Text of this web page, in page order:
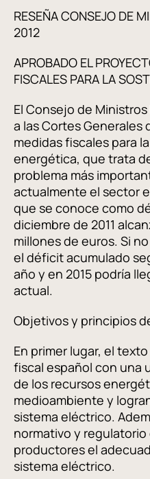
RESEÑA CONSEJO DE
2012
APROBADO EL
FISCALES PARA LA
El Consejo de
a las Cortes Generales
medidas fiscales para
energética, que trata
problema más
actualmente el sector
que se conoce como
diciembre de 2011
millones de euros. Si
el déficit acumulado
año y en 2015 podría
actual.
Objetivos y principios
En primer lugar, el
fiscal español con una
de los recursos
medioambiente y
sistema eléctrico.
normativo y
productores el
sistema eléctrico.